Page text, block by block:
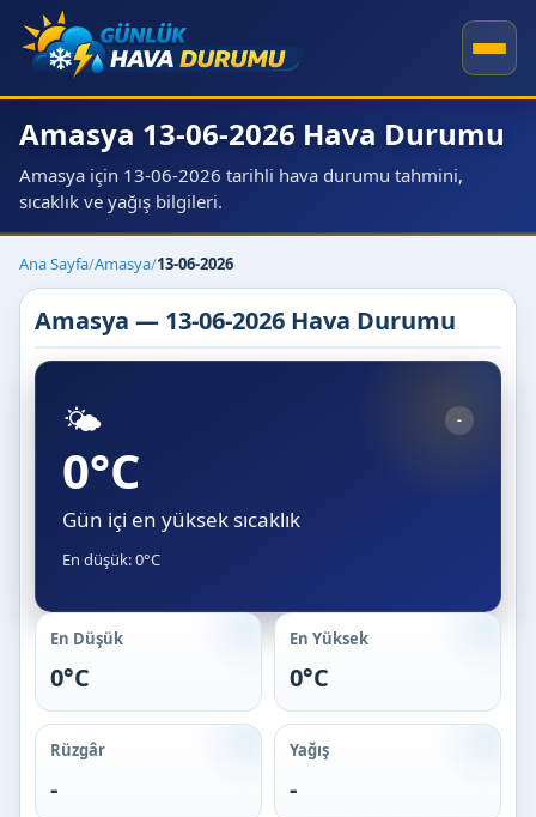
Amasya 13-06-2026 Hava Durumu
Amasya için 13-06-2026 tarihli hava durumu tahmini,
sıcaklık ve yağış bilgileri.
Ana Sayfa/Amasya/13-06-2026
Amasya — 13-06-2026 Hava Durumu
🌤️ -
0°C
Gün içi en yüksek sıcaklık
En düşük: 0°C
En Düşük
0°C
En Yüksek
0°C
Rüzgâr
-
Yağış
-